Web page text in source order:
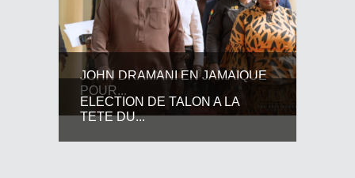
JOHN DRAMANI EN JAMAIQUE
POUR...
ELECTION DE TALON A LA
TETE DU...